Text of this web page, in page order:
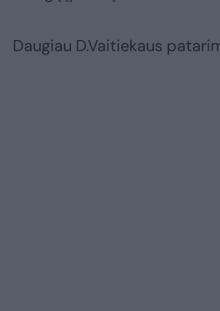
Daugiau D.Vaitiekaus